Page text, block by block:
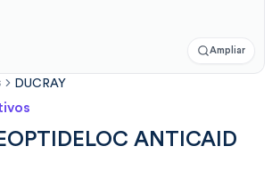
Ampliar
DUCRAY
ANTICAID